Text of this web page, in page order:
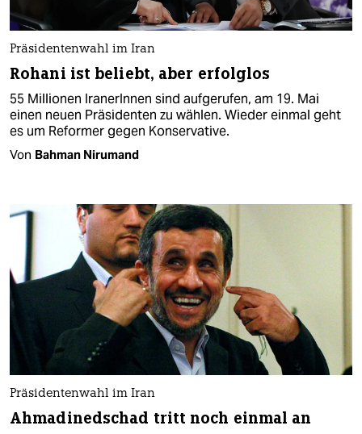
Präsidentenwahl im Iran
Rohani ist beliebt, aber erfolglos
55 Millionen IranerInnen sind aufgerufen, am 19. Mai
einen neuen Präsidenten zu wählen. Wieder einmal geht
es um Reformer gegen Konservative.
Von Bahman Nirumand
Präsidentenwahl im Iran
Ahmadinedschad tritt noch einmal an